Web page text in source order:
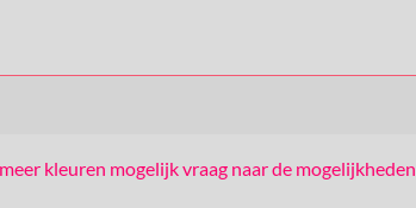
kleuren mogelijk vraag naar de mogelijkheden